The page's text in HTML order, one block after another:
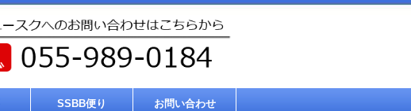
SSBB便り お問い合わせ